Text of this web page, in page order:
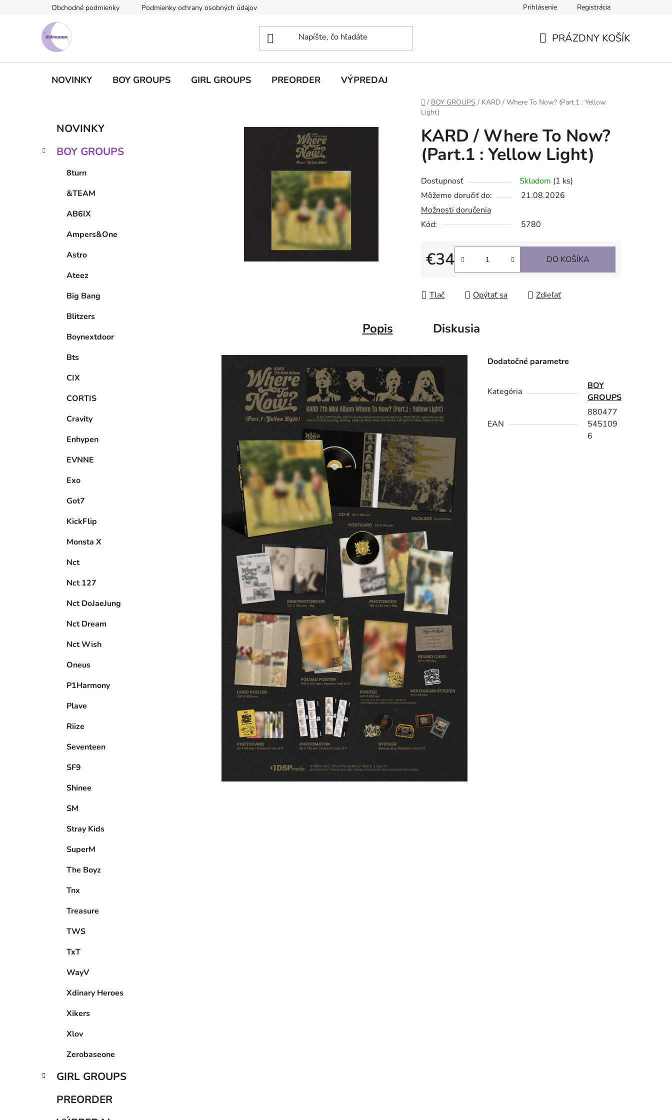
Obchodné podmienky Podmienky ochrany osobných údajov Prihlásenie Registrácia
PRÁZDNY KOŠÍK
NOVINKY BOY GROUPS GIRL GROUPS PREORDER VÝPREDAJ
Domov
/ BOY GROUPS / KARD / Where To Now? (Part.1 : Yellow
Light)
č
Preskočiť
kategórie
e
NOVINKY
BOY GROUPS
8turn
&TEAM
AB6IX
Ampers&One
Astro
Ateez
Big Bang
Blitzers
Boynextdoor
Bts
CIX
CORTIS
Cravity
Enhypen
EVNNE
Exo
Got7
KickFlip
Monsta X
Nct
Nct 127
Nct DoJaeJung
Nct Dream
Nct Wish
Oneus
P1Harmony
Plave
Riize
Seventeen
SF9
Shinee
SM
Stray Kids
SuperM
The Boyz
Tnx
Treasure
TWS
TxT
WayV
Xdinary Heroes
Xikers
Xlov
Zerobaseone
GIRL GROUPS
PREORDER
KARD / Where To Now?
(Part.1 : Yellow Light)
Dostupnosť Skladom (1 ks)
Môžeme doručiť do:
21.08.2026
Možnosti doručenia
Kód:
5780
€34
Jednotková cena:
DO KOŠÍKA
Tlač Opýtať sa Zdieľať
Popis Diskusia
Dodatočné parametre
Kategória
BOY
GROUPS
EAN
880477
545109
6